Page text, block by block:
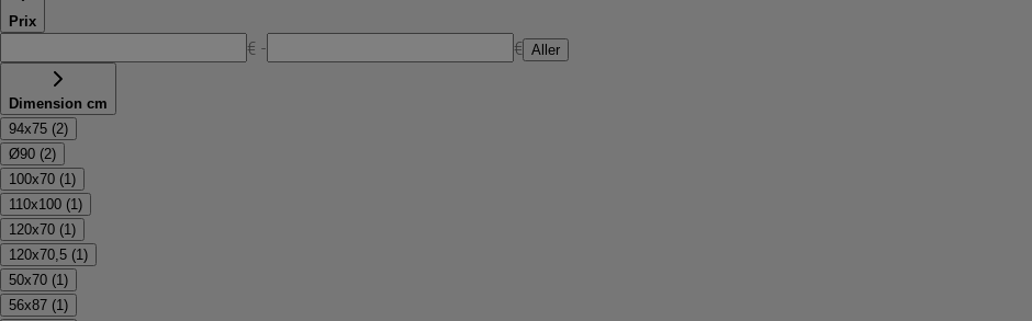
Prix
€ - € Aller
Dimension cm
94x75 (2)
Ø90 (2)
100x70 (1 )
110x100 (1 )
120x70 (1 )
120x70,5 (1 )
50x70 (1 )
56x87 (1 )